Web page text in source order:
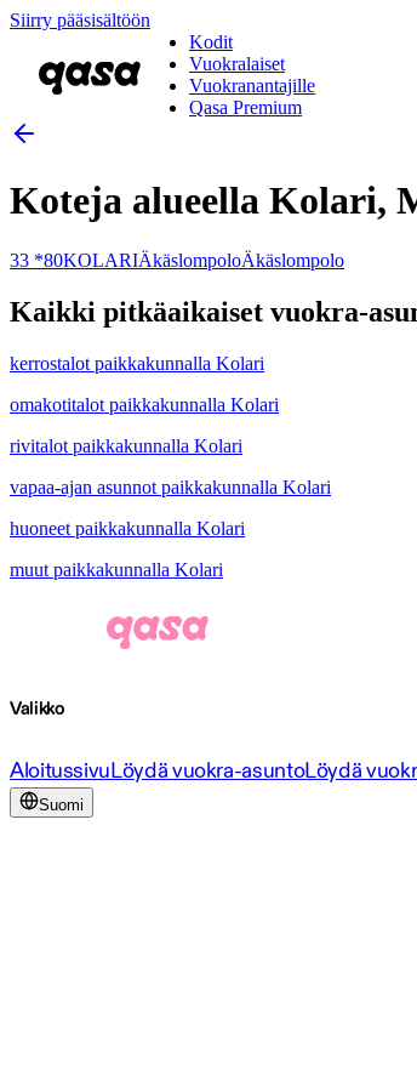
Siirry pääsisältöön
Kodit
Vuokralaiset
Vuokranantajille
Qasa Premium
Koteja alueella Kolari,
33 *80KOLARIÄkäslompoloÄkäslompolo
Kaikki pitkäaikaiset vuokra-
kerrostalot paikkakunnalla Kolari
omakotitalot paikkakunnalla Kolari
rivitalot paikkakunnalla Kolari
vapaa-ajan asunnot paikkakunnalla Kolari
huoneet paikkakunnalla Kolari
muut paikkakunnalla Kolari
Valikko
AloitussivuLöydä vuokra-asuntoLöydä
Suomi